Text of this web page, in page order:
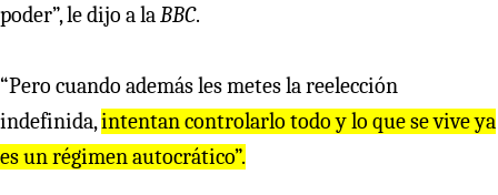
poder”, le dijo a la BBC.
“Pero cuando además les metes la reelección
indefinida,intentan controlarlo todo y lo que se vive ya
es un régimen autocrático”.